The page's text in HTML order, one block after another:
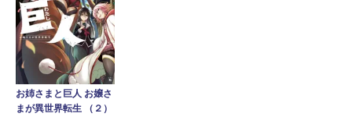
お姉さまと巨人 お嬢さ
まが異世界転生 （２）